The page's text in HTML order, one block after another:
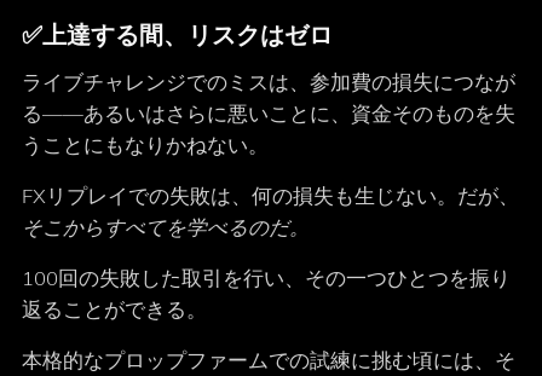
✅上達する間、リスクはゼロ
ライブチャレンジでのミスは、参加費の損失につなが
る――あるいはさらに悪いことに、資金そのものを失
うことにもなりかねない。
FXリプレイでの失敗は、何の損失も生じない。だが、
そこからすべてを学べるのだ。
100回の失敗した取引を行い、その一つひとつを振り
返ることができる。
本格的なプロップファームでの試練に挑む頃には、そ